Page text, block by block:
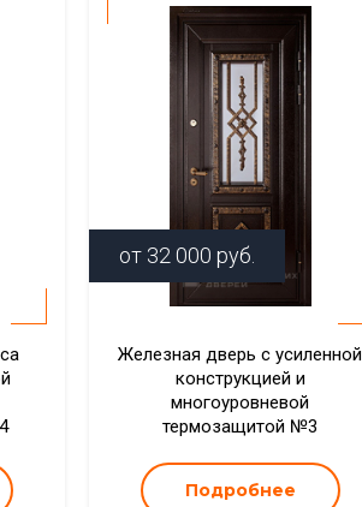
от 32 000 руб.
Железная дверь с усиленной
конструкцией и
многоуровневой
термозащитой №3
Подробнее